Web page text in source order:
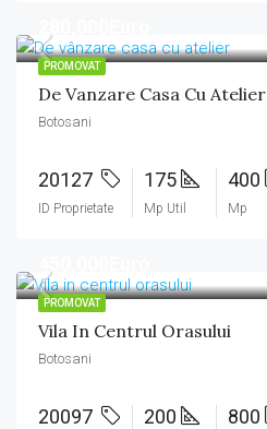
PROMOVAT
De Vanzare Casa Cu Atelier
Botosani
20127
ID Proprietate
175
Mp Util
400
Mp
PROMOVAT
Vila In Centrul Orasului
Botosani
20097 200 800